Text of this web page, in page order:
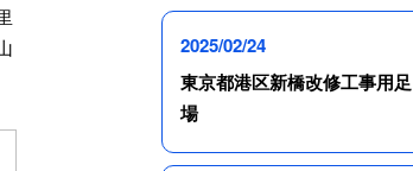
2025/02/24
東京都港区新橋改修工事用足
場